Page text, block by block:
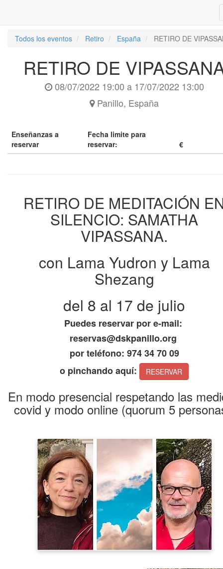
Todos los eventos Retiro España RETIRO DE
RETIRO DE
08/07/2022 19:00 a 17/07/2022 13:00
Panillo, España
Enseñanzas a
reservar
Fecha limite para
reservar:
€
RETIRO DE MEDITACIÓN
SILENCIO: SAMATHA
VIPASSANA.
con Lama Yudron y Lama
Shezang
del 8 al 17 de julio
Puedes reservar por e-mail:
reservas@dskpanillo.org
por teléfono: 974 34 70 09
o pinchando aquí:
RESERVAR
En modo presencial respetando las
covid y modo online (quorum 5